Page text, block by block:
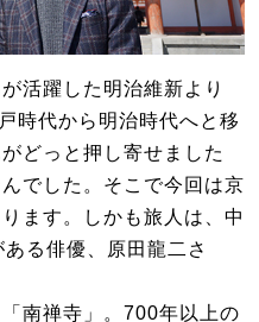
活躍した明治維新より
時代から明治時代へと移
どっと押し寄せました
でした。そこで今回は京
ます。しかも旅人は、中
る俳優、原田龍二さ
南禅寺」。700年以上の